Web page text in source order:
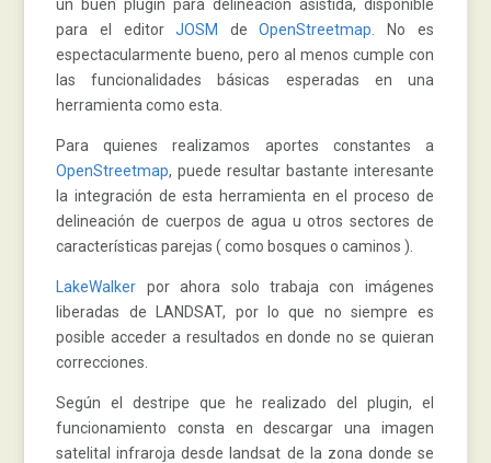
un buen plugin para delineación asistida, disponible
para el editorJOSM deOpenStreetmap. No es
espectacularmente bueno, pero al menos cumple con
las funcionalidades básicas esperadas en una
herramienta como esta.
Para quienes realizamos aportes constantes a
OpenStreetmap, puede resultar bastante interesante
la integración de esta herramienta en el proceso de
delineación de cuerpos de agua u otros sectores de
características parejas ( como bosques o caminos ).
LakeWalker por ahora solo trabaja con imágenes
liberadas de LANDSAT, por lo que no siempre es
posible acceder a resultados en donde no se quieran
correcciones.
Según el destripe que he realizado del plugin, el
funcionamiento consta en descargar una imagen
satelital infraroja desde landsat de la zona donde se